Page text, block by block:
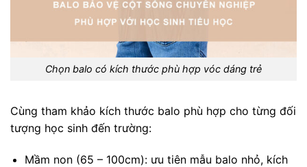
Chọn balo có kích thước phù hợp vóc dáng trẻ
Cùng tham khảo kích thước balo phù hợp cho từng đối
tượng học sinh đến trường:
Mầm non (65 – 100cm): ưu tiên mẫu balo nhỏ, kích